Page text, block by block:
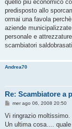
quello più economico
predisposto allo
ormai una favola
aziende
personale e
scambiatori saldobrasati.
Andrea70
Re: Scambiatore a
M
s
a
mer ago 06, 2008 20:50
Vi ringrazio moltissimo.
Un ultima cosa....